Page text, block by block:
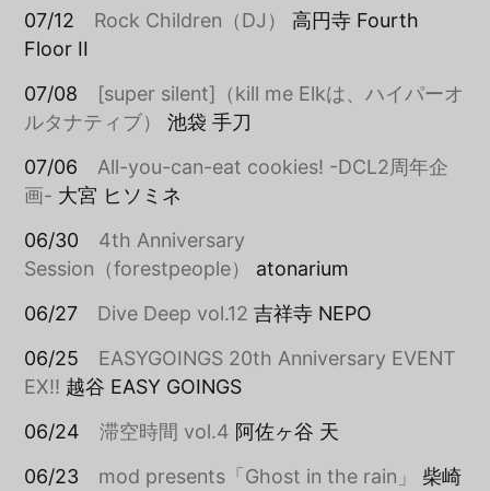
07/12 Rock Children（DJ）
高円寺 Fourth
Floor II
07/08 [super silent]（kill me Elkは、ハイパーオ
ルタナティブ）
池袋 手刀
07/06 All-you-can-eat cookies! -DCL2周年企
画- 大宮 ヒソミネ
06/30 4th Anniversary
Session（forestpeople）
atonarium
06/27 Dive Deep vol.12 吉祥寺 NEPO
06/25 EASYGOINGS 20th Anniversary EVENT
EX!! 越谷 EASY GOINGS
06/24滞空時間 vol.4 阿佐ヶ谷 天
06/23 mod presents「Ghost in the rain」
柴崎